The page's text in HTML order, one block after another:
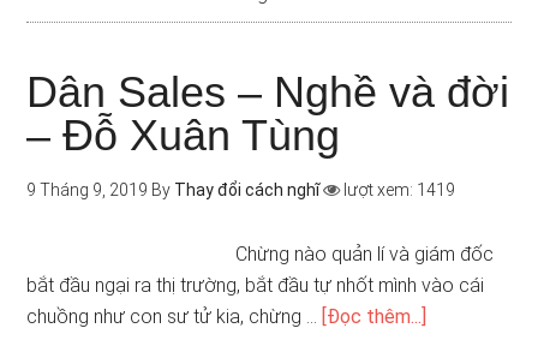
Dân Sales – Nghề và đời
– Đỗ Xuân Tùng
9 Tháng 9, 2019 By Thay đổi cách nghĩ lượt xem: 1419
Chừng nào quản lí và giám đốc
bắt đầu ngại ra thị trường, bắt đầu tự nhốt mình vào cái
chuồng như con sư tử kia, chừng … [Đọc thêm...]